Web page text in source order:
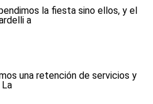
la fiesta sino ellos, y el
a
una retención de servicios y